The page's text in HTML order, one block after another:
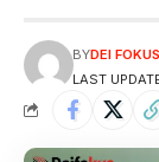
LAST
BYDEI